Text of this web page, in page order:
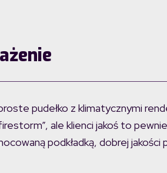
pudełko z klimatycznymi
ale klienci jakoś to
podkładką, dobrej jakości